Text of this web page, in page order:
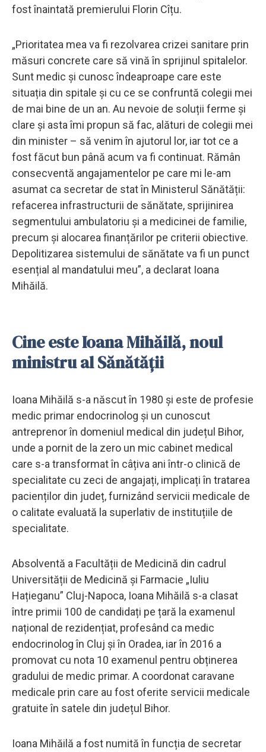
fost înaintată premierului Florin Cîțu.
„Prioritatea mea va fi rezolvarea crizei sanitare prin
măsuri concrete care să vină în sprijinul spitalelor.
Sunt medic și cunosc îndeaproape care este
situația din spitale și cu ce se confruntă colegii mei
de mai bine de un an. Au nevoie de soluții ferme și
clare și asta îmi propun să fac, alături de colegii mei
din minister – să venim în ajutorul lor, iar tot ce a
fost făcut bun până acum va fi continuat. Rămân
consecventă angajamentelor pe care mi le-am
asumat ca secretar de stat în Ministerul Sănătății:
refacerea infrastructurii de sănătate, sprijinirea
segmentului ambulatoriu și a medicinei de familie,
precum și alocarea finanțărilor pe criterii obiective.
Depolitizarea sistemului de sănătate va fi un punct
esențial al mandatului meu”, a declarat Ioana
Mihăilă.
Cine este Ioana Mihăilă, noul
ministru al Sănătății
Ioana Mihăilă s-a născut în 1980 și este de profesie
medic primar endocrinolog și un cunoscut
antreprenor în domeniul medical din județul Bihor,
unde a pornit de la zero un mic cabinet medical
care s-a transformat în câțiva ani într-o clinică de
specialitate cu zeci de angajați, implicați în tratarea
pacienților din județ, furnizând servicii medicale de
o calitate evaluată la superlativ de instituțiile de
specialitate.
Absolventă a Facultății de Medicină din cadrul
Universității de Medicină și Farmacie „Iuliu
Hațieganu” Cluj-Napoca, Ioana Mihăilă s-a clasat
între primii 100 de candidați pe țară la examenul
național de rezidențiat, profesând ca medic
endocrinolog în Cluj și în Oradea, iar în 2016 a
promovat cu nota 10 examenul pentru obținerea
gradului de medic primar. A coordonat caravane
medicale prin care au fost oferite servicii medicale
gratuite în satele din județul Bihor.
Ioana Mihăilă a fost numită în funcția de secretar